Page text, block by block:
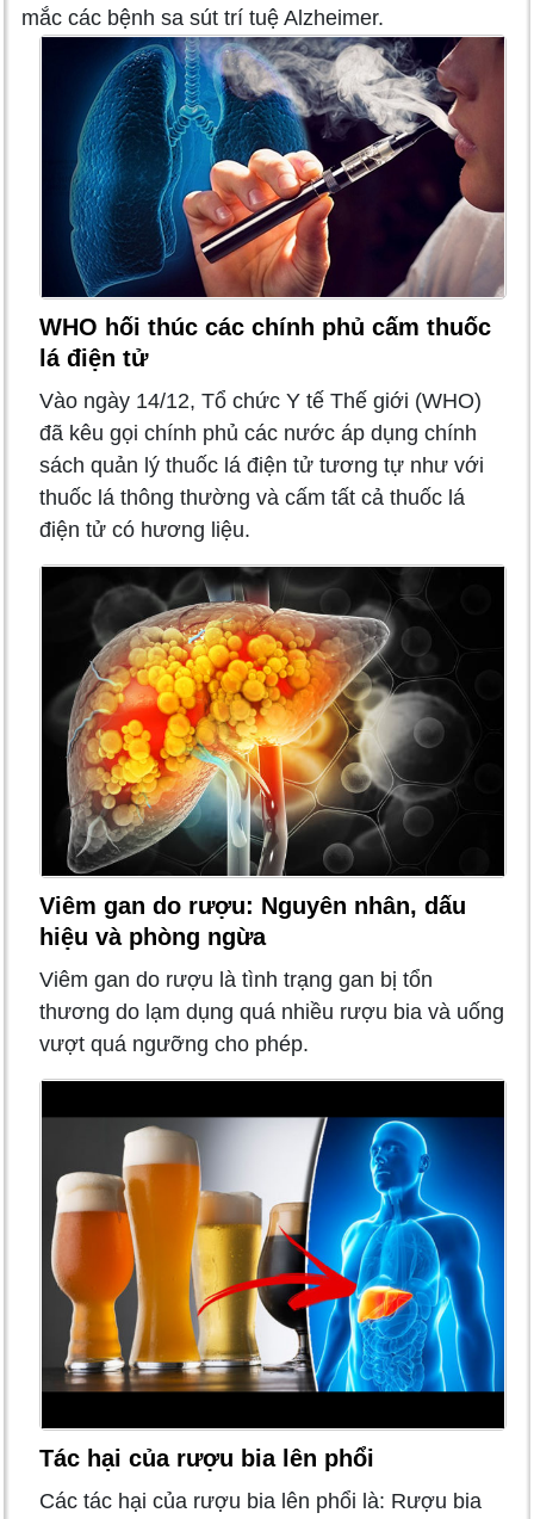
mắc các bệnh sa sút trí tuệ Alzheimer.
WHO hối thúc các chính phủ cấm thuốc
lá điện tử
Vào ngày 14/12, Tổ chức Y tế Thế giới (WHO)
đã kêu gọi chính phủ các nước áp dụng chính
sách quản lý thuốc lá điện tử tương tự như với
thuốc lá thông thường và cấm tất cả thuốc lá
điện tử có hương liệu.
Viêm gan do rượu: Nguyên nhân, dấu
hiệu và phòng ngừa
Viêm gan do rượu là tình trạng gan bị tổn
thương do lạm dụng quá nhiều rượu bia và uống
vượt quá ngưỡng cho phép.
Tác hại của rượu bia lên phổi
Các tác hại của rượu bia lên phổi là: Rượu bia